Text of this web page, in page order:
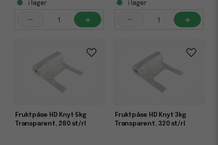
lager
För smidig och säker förvaring av mindre artiklar, dokument
lager och kan användas om och om igen. Välj bland olika
storlekar beroende på behov – från små komponentpåsar
ställe
i lager
- +
i lager
- +
Fruktpåse HD Knyt 5kg
Transparent, 280 st/rl
Fruktpåse HD Knyt 3kg
Transparent, 320 st/rl